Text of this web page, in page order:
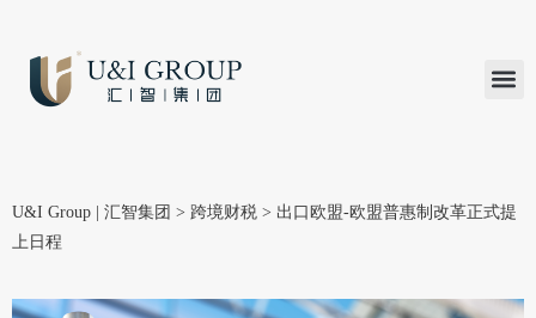
U&I Group | 汇智集团 > 跨境财税 > 出口欧盟-欧盟普惠制改革正式提
上日程